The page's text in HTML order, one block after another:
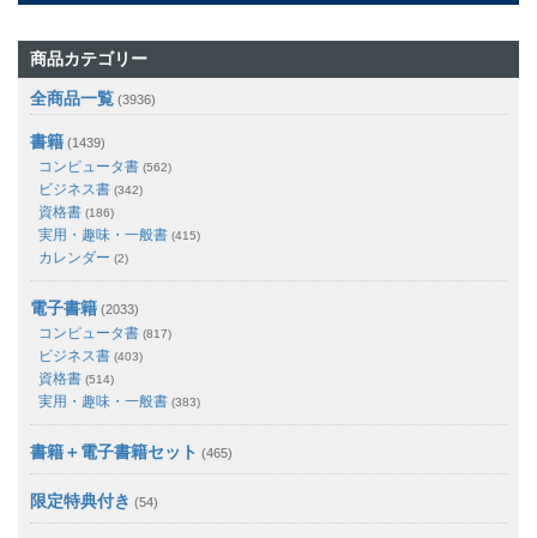
商品カテゴリー
全商品一覧 (3936)
書籍 (1439)
コンピュータ書 (562)
ビジネス書 (342)
資格書 (186)
実用・趣味・一般書 (415)
カレンダー (2)
電子書籍 (2033)
コンピュータ書 (817)
ビジネス書 (403)
資格書 (514)
実用・趣味・一般書 (383)
書籍＋電子書籍セット (465)
限定特典付き (54)